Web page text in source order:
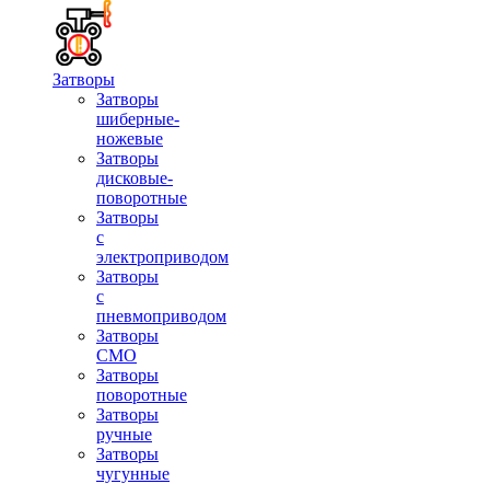
Затворы
Затворы
шиберные-
ножевые
Затворы
дисковые-
поворотные
Затворы
с
электроприводом
Затворы
с
пневмоприводом
Затворы
СМО
Затворы
поворотные
Затворы
ручные
Затворы
чугунные